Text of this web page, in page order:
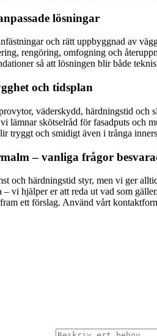
lösningar
och rätt uppbyggnad av
rengöring, omfogning och
så att lösningen blir både
och tidsplan
väderskydd, härdningstid
lämnar skötselråd för fasadputs
tryggt och smidigt även i trånga
– vanliga frågor
och härdningstid styr, men vi ger
vi hjälper er att reda ut vad som
ett förslag. Använd vårt